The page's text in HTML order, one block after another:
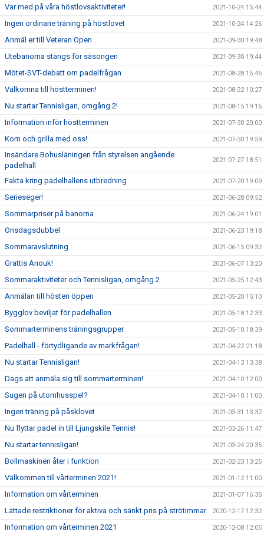
Var med på våra höstlovsaktiviteter! 2021-10-24 15:44
Ingen ordinarie träning på höstlovet 2021-10-24 14:26
Anmäl er till Veteran Open 2021-09-30 19:48
Utebanorna stängs för säsongen 2021-09-30 19:44
Mötet-SVT-debatt om padelfrågan 2021-08-28 15:45
Välkomna till höstterminen! 2021-08-22 10:27
Nu startar Tennisligan, omgång 2! 2021-08-15 19:16
Information inför höstterminen 2021-07-30 20:00
Kom och grilla med oss! 2021-07-30 19:59
Insändare Bohusläningen från styrelsen angående
padelhall
2021-07-27 18:51
Fakta kring padelhallens utbredning 2021-07-20 19:09
Serieseger! 2021-06-28 09:52
Sommarpriser på banorna 2021-06-24 19:01
Onsdagsdubbel 2021-06-23 19:18
Sommaravslutning 2021-06-15 09:32
Grattis Anouk! 2021-06-07 13:20
Sommaraktiviteter och Tennisligan, omgång 2 2021-05-25 12:43
Anmälan till hösten öppen 2021-05-20 15:10
Bygglov beviljat för padelhallen 2021-05-18 12:33
Sommarterminens träningsgrupper 2021-05-10 18:39
Padelhall - förtydligande av markfrågan! 2021-04-22 21:18
Nu startar Tennisligan! 2021-04-13 13:38
Dags att anmäla sig till sommarterminen! 2021-04-10 12:00
Sugen på utomhusspel? 2021-04-10 11:00
Ingen träning på påsklovet 2021-03-31 13:32
Nu flyttar padel in till Ljungskile Tennis! 2021-03-26 11:47
Nu startar tennisligan! 2021-03-24 20:35
Bollmaskinen åter i funktion 2021-02-23 13:25
Välkommen till vårterminen 2021! 2021-01-12 11:00
Information om vårterminen 2021-01-07 16:35
Lättade restriktioner för aktiva och sänkt pris på strötimmar 2020-12-17 12:32
Information om vårterminen 2021 2020-12-08 12:05